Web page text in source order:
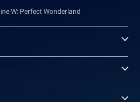
W: Perfect Wonderland